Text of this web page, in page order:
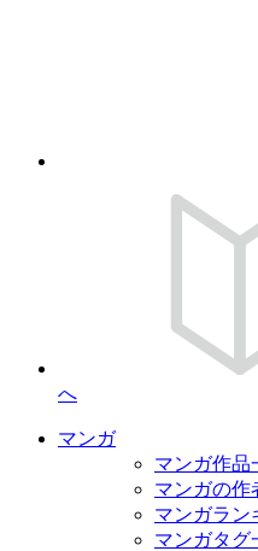
へ
マンガ
マンガ作品
マンガの作
マンガラン
マンガタグ